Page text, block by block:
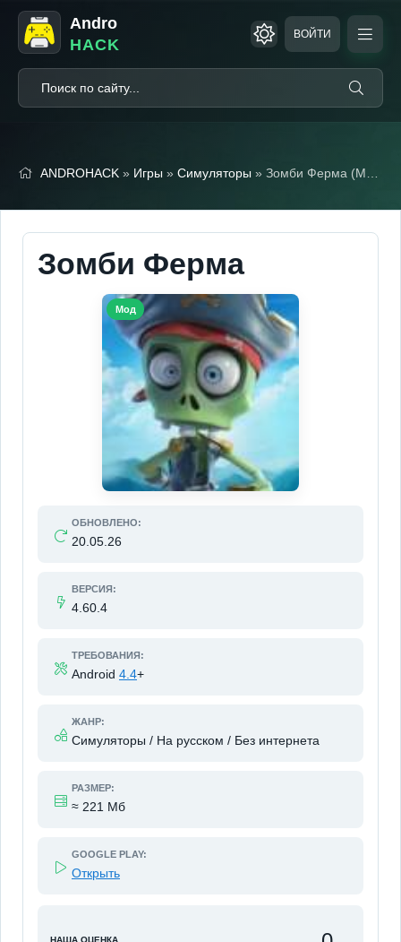
Andro
HACK
ВОЙТИ
ANDROHACK » Игры » Симуляторы » Зомби Ферма (Мод, Много денег)
Зомби Ферма
ОБНОВЛЕНО:
20.05.26
ВЕРСИЯ:
4.60.4
ТРЕБОВАНИЯ:
Android 4.4+
ЖАНР:
Симуляторы / На русском / Без интернета
РАЗМЕР:
≈ 221 Мб
GOOGLE PLAY:
Открыть
НАША ОЦЕНКА
Мод